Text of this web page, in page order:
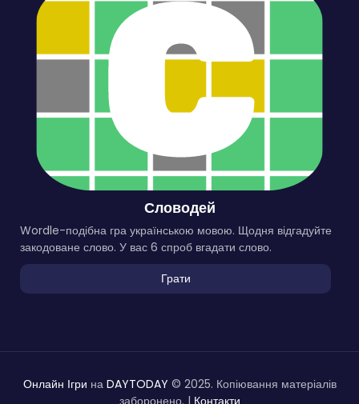
Словодей
Wordle-подібна гра українською мовою. Щодня відгадуйте
закодоване слово. У вас 6 спроб вгадати слово.
Грати
Онлайн Ігри на DAYTODAY © 2025. Копіювання матеріалів